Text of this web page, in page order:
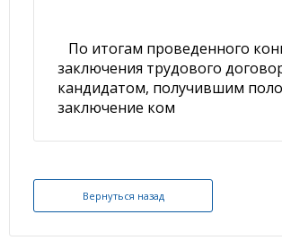
По итогам проведенного
заключения трудового
кандидатом, получившим
заключение ком
Вернуться назад